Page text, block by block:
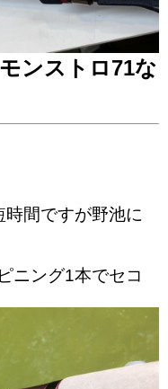
ンストロ71な
間ですが野池に
ニング1本でセコ